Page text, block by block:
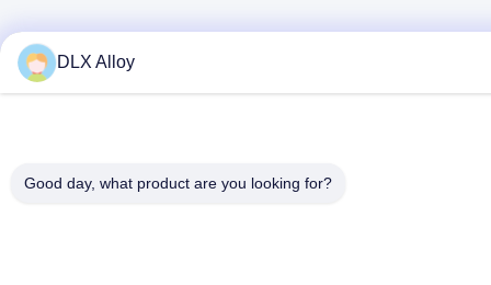
DLX Alloy
Good day, what product are you looking for?